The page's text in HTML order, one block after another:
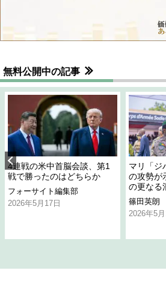
無料公開中の記事
4連戦の米中首脳会談、第1
戦で勝ったのはどちらか
フォーサイト編集部
2026年5月17日
マリ「ジ
の攻勢が
の更なる
篠田英朗
2026年5月